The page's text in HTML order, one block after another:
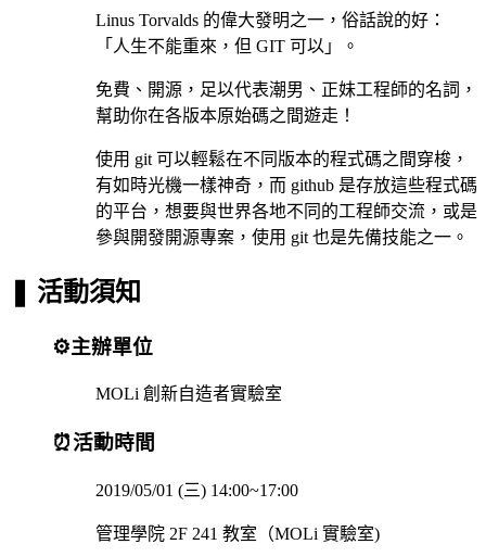
Linus Torvalds 的偉大發明之一，俗話說的好：
「人生不能重來，但 GIT 可以」。
免費、開源，足以代表潮男、正妹工程師的名詞，
幫助你在各版本原始碼之間遊走！
使用 git 可以輕鬆在不同版本的程式碼之間穿梭，
有如時光機一樣神奇，而 github 是存放這些程式碼
的平台，想要與世界各地不同的工程師交流，或是
參與開發開源專案，使用 git 也是先備技能之一。
❚ 活動須知
⚙️主辦單位
MOLi 創新自造者實驗室
⏰活動時間
2019/05/01 (三) 14:00~17:00
管理學院 2F 241 教室（MOLi 實驗室)